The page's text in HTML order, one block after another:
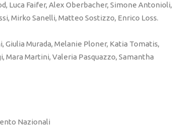
Luca Faifer, Alex Oberbacher, Simone Antonioli,
Mirko Sanelli, Matteo Sostizzo, Enrico Loss.
Giulia Murada, Melanie Ploner, Katia Tomatis,
Mara Martini, Valeria Pasquazzo, Samantha
Nazionali